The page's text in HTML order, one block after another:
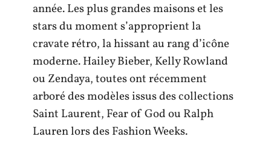
année. Les plus grandes maisons et les
stars du moment s’approprient la
cravate rétro, la hissant au rang d’icône
moderne. Hailey Bieber, Kelly Rowland
ou Zendaya, toutes ont récemment
arboré des modèles issus des collections
Saint Laurent, Fear of God ou Ralph
Lauren lors des Fashion Weeks.